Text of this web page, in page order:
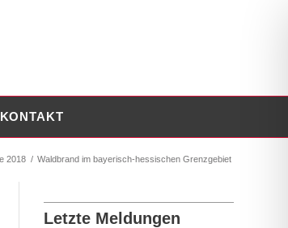
KONTAKT
2018 / Waldbrand im bayerisch-hessischen Grenzgebiet
Letzte Meldungen